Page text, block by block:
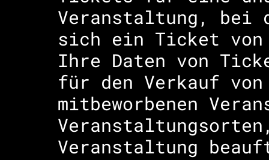
Veranstaltung, bei
sich ein Ticket von
Ihre Daten von
für den Verkauf
mitbeworbenen
Veranstaltung